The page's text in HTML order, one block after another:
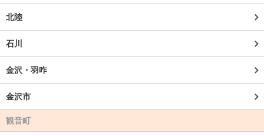
北陸
石川
金沢・羽咋
金沢市
観音町